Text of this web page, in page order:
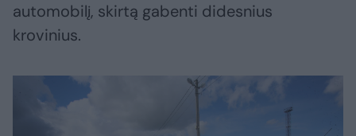
automobilį, skirtą gabenti didesnius
krovinius.